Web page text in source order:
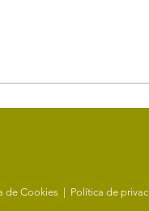
de Cookies Política de